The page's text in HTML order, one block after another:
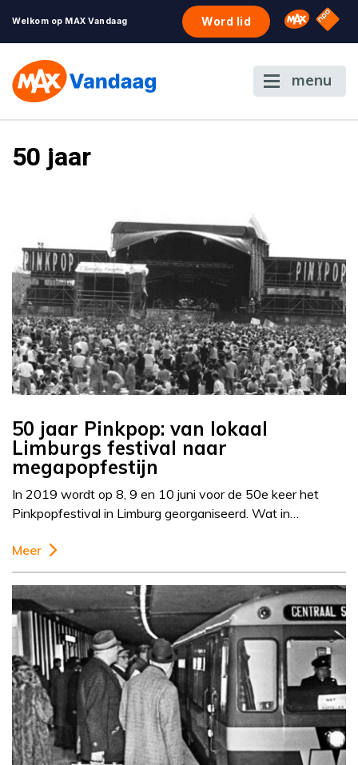
Welkom op MAX Vandaag Word lid Omroep
NPO
menu
50 jaar
50 jaar Pinkpop: van lokaal
Limburgs festival naar
megapopfestijn
In 2019 wordt op 8, 9 en 10 juni voor de 50e keer het
Pinkpopfestival in Limburg georganiseerd. Wat in…
Meer